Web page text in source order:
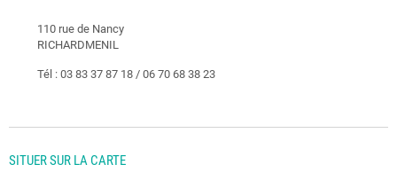
110 rue de Nancy
RICHARDMENIL
Tél : 03 83 37 87 18 / 06 70 68 38 23
SITUER SUR LA CARTE